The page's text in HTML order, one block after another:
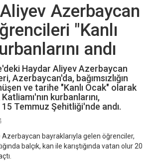
Azerbaycan
"Kanlı
andı
Haydar Aliyev Azerbaycan
Azerbaycan'da, bağımsızlığın
ve tarihe "Kanlı Ocak" olarak
kurbanlarını,
15 Temmuz Şehitliği'nde andı.
bayraklarıyla gelen öğrenciler,
balçık, kan ile karıştığında vatan olur 20